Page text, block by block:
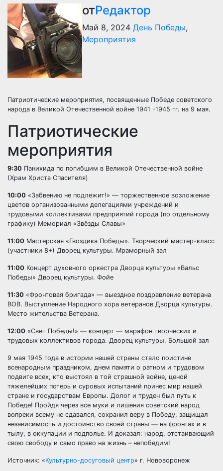
отРедактор
Май 8, 2024 День Победы,
Мероприятия
Патриотические мероприятия, посвященные Победе советского
народа в Великой Отечественной войне 1941 -1945 гг. на 9 мая.
Патриотические
мероприятия
9:30 Панихида по погибшим в Великой Отечественной войне
(Храм Христа Спасителя)
10:00 «Забвению не подлежит!» — торжественное возложение
цветов организованными делегациями учреждений и
трудовыми коллективами предприятий города (по отдельному
графику) Мемориал «Звёзды Славы»
11:00 Мастерская «Гвоздика Победы». Творческий мастер-класс
(участники 8+) Дворец культуры. Мраморный зал
11:00 Концерт духовного оркестра Дворца культуры «Вальс
Победы» Дворец культуры. Фойе
11:30 «Фронтовая бригада» — выездное поздравление ветерана
ВОВ. Выступление Народного хора ветеранов Дворца культуры.
Место жительства Ветерана.
12:00 «Свет Победы!» — концерт — марафон творческих и
трудовых коллективов города. Дворец культуры. Большой зал
9 мая 1945 года в истории нашей страны стало поистине
всенародным праздником, днем памяти о ратном и трудовом
подвиге всех, кто выстоял в той страшной войне, ценой
тяжелейших потерь и суровых испытаний принес мир нашей
стране и государствам Европы. Долог и труден был путь к
Победе! Пройдя через все муки и лишения советский народ
вопреки всему не сдавался, сохранил веру в Победу, защищал
независимость и достоинство своей страны — на фронтах и в
тылу, в оккупации и подполье. И доказал: народ, отстаивающий
свою свободу и само право на жизнь – непобедим!
Источник: «Культурно-досуговый центр» г. Нововоронеж